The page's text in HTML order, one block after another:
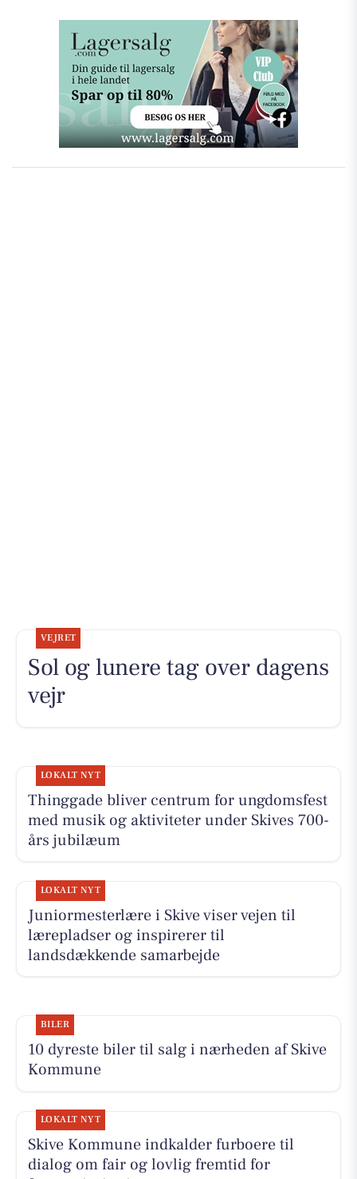
VEJRET
Sol og lunere tag over dagens
vejr
LOKALT NYT
Thinggade bliver centrum for ungdomsfest
med musik og aktiviteter under Skives 700-
års jubilæum
LOKALT NYT
Juniormesterlære i Skive viser vejen til
lærepladser og inspirerer til
landsdækkende samarbejde
BILER
10 dyreste biler til salg i nærheden af Skive
Kommune
LOKALT NYT
Skive Kommune indkalder furboere til
dialog om fair og lovlig fremtid for